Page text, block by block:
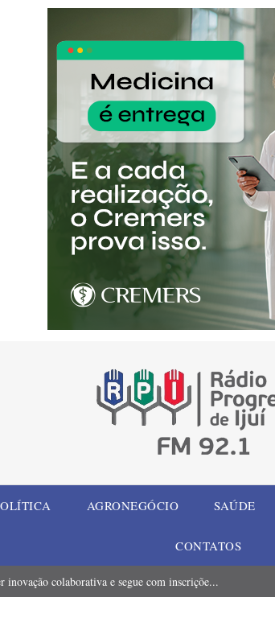
AGRONEGÓCIO SAÚDE
CONTATOS
inovação colaborativa e segue com inscriçõe...